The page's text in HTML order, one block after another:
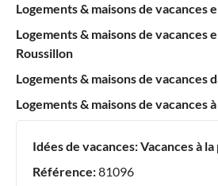
Logements & maisons de vacances
Logements & maisons de vacances
Roussillon
Logements & maisons de vacances
Logements & maisons de vacances
Idées de vacances:Vacances à la
Référence:81096